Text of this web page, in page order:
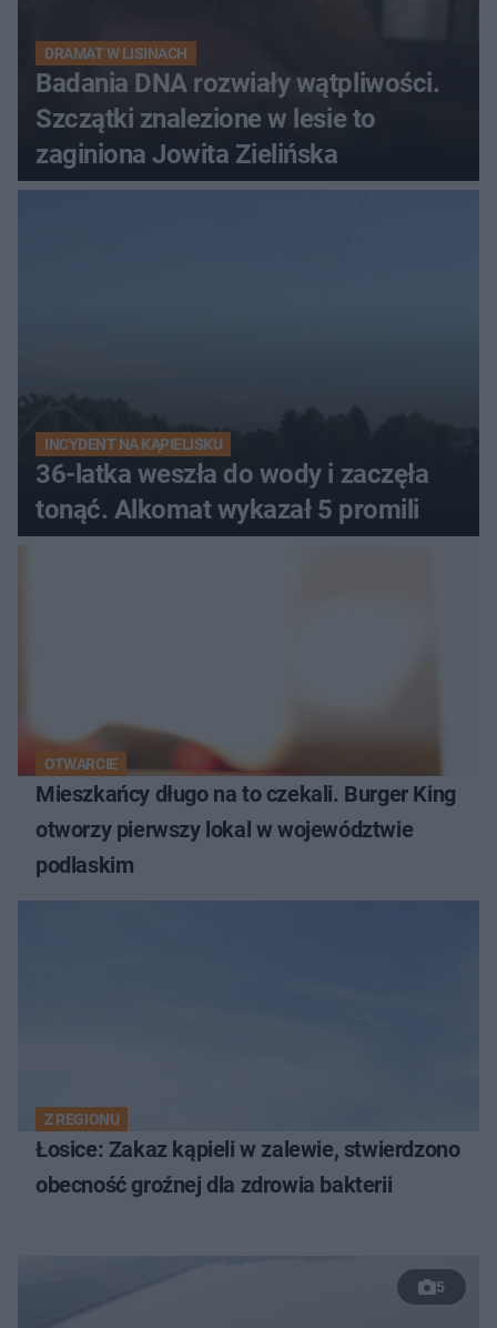
DRAMAT W LISINACH
Badania DNA rozwiały wątpliwości.
Szczątki znalezione w lesie to
zaginiona Jowita Zielińska
INCYDENT NA KĄPIELISKU
36-latka weszła do wody i zaczęła
tonąć. Alkomat wykazał 5 promili
OTWARCIE
Mieszkańcy długo na to czekali. Burger King
otworzy pierwszy lokal w województwie
podlaskim
Z REGIONU
Łosice: Zakaz kąpieli w zalewie, stwierdzono
obecność groźnej dla zdrowia bakterii
5